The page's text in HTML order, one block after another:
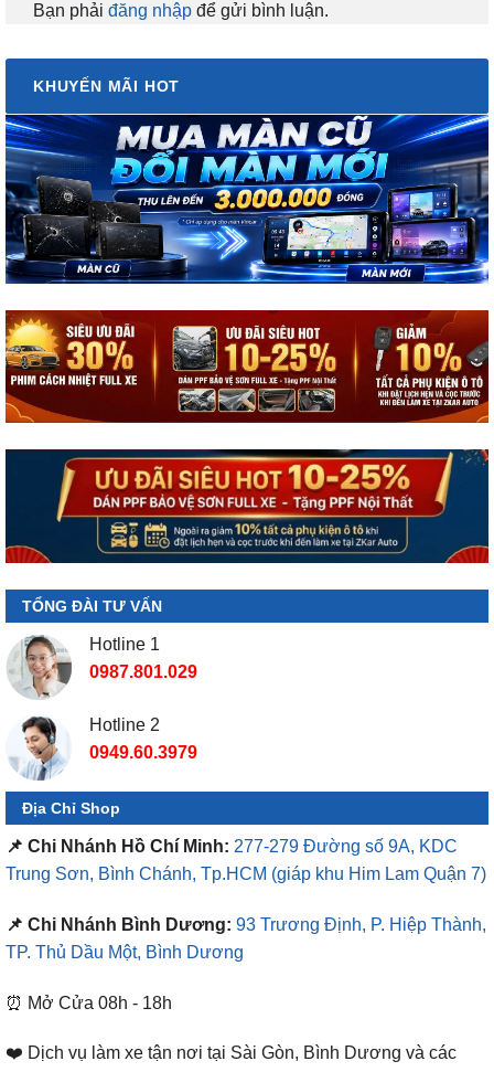
Bạn phải đăng nhập để gửi bình luận.
KHUYẾN MÃI HOT
TỔNG ĐÀI TƯ VẤN
Hotline 1
0987.801.029
Hotline 2
0949.60.3979
Địa Chỉ Shop
📌 Chi Nhánh Hồ Chí Minh: 277-279 Đường số 9A, KDC
Trung Sơn, Bình Chánh, Tp.HCM (giáp khu Him Lam Quận 7)
📌 Chi Nhánh Bình Dương: 93 Trương Định, P. Hiệp Thành,
TP. Thủ Dầu Một, Bình Dương
⏰ Mở Cửa 08h - 18h
❤️ Dịch vụ làm xe tận nơi tại Sài Gòn, Bình Dương và các